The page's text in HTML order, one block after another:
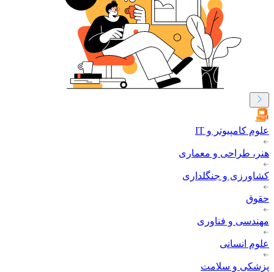
علوم کامپیوتر و IT
هنر، طراحی و معماری
کشاورزی و جنگلداری
حقوق
مهندسی و فناوری
علوم انسانی
پزشکی و سلامت